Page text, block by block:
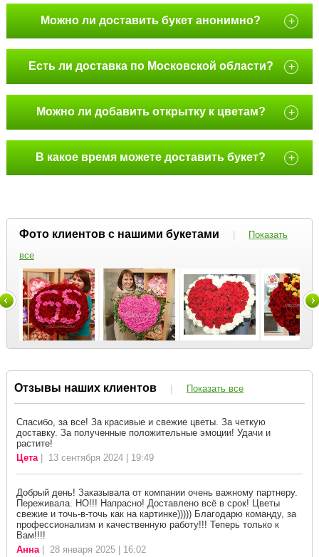
Можно ли доставить букет анонимно? +
Есть ли доставка по Московской области? +
Можно ли добавить открытку к цветам? +
В какое время можете доставить букет? +
Фото клиентов с нашими букетами |
Показать
все
Отзывы наших клиентов | Показать все
Спасибо, за все! За красивые и свежие цветы. За четкую
доставку. За полученные положительные эмоции! Удачи и
растите!
Цета| 13 сентября 2024 | 19:49
Добрый день! Заказывала от компании очень важному партнеру.
Переживала. НО!!! Напрасно! Доставлено всё в срок! Цветы
свежие и точь-в-точь как на картинке))))) Благодарю команду, за
профессионализм и качественную работу!!! Теперь только к
Вам!!!!
Анна| 28 января 2025 | 16:02